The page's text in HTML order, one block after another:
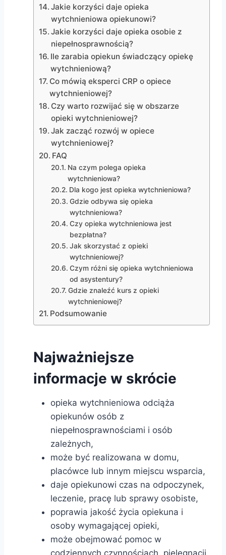
Jakie korzyści daje opieka
wytchnieniowa opiekunowi?
Jakie korzyści daje opieka osobie z
niepełnosprawnością?
Ile zarabia opiekun świadczący opiekę
wytchnieniową?
Co mówią eksperci CRP o opiece
wytchnieniowej?
Czy warto rozwijać się w obszarze
opieki wytchnieniowej?
Jak zacząć rozwój w opiece
wytchnieniowej?
FAQ
Na czym polega opieka
wytchnieniowa?
Dla kogo jest opieka wytchnieniowa?
Gdzie odbywa się opieka
wytchnieniowa?
Czy opieka wytchnieniowa jest
bezpłatna?
Jak skorzystać z opieki
wytchnieniowej?
Czym różni się opieka wytchnieniowa
od asystentury?
Gdzie znaleźć kurs z opieki
wytchnieniowej?
Podsumowanie
Najważniejsze
informacje w skrócie
opieka wytchnieniowa odciąża
opiekunów osób z
niepełnosprawnościami i osób
zależnych,
może być realizowana w domu,
placówce lub innym miejscu wsparcia,
daje opiekunowi czas na odpoczynek,
leczenie, pracę lub sprawy osobiste,
poprawia jakość życia opiekuna i
osoby wymagającej opieki,
może obejmować pomoc w